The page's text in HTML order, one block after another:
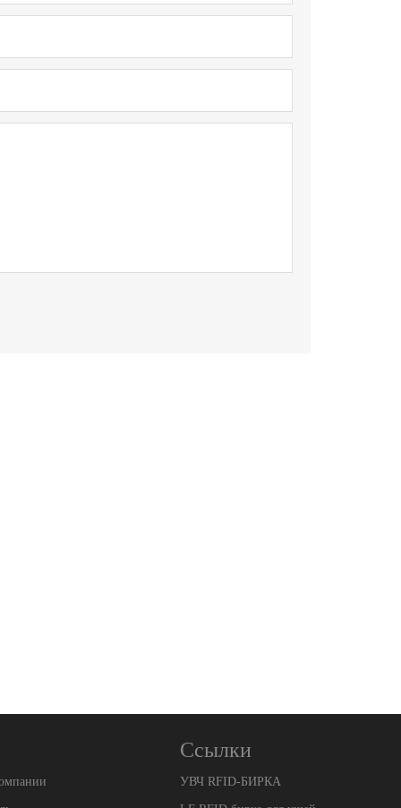
Ссылки
УВЧ RFID-БИРКА